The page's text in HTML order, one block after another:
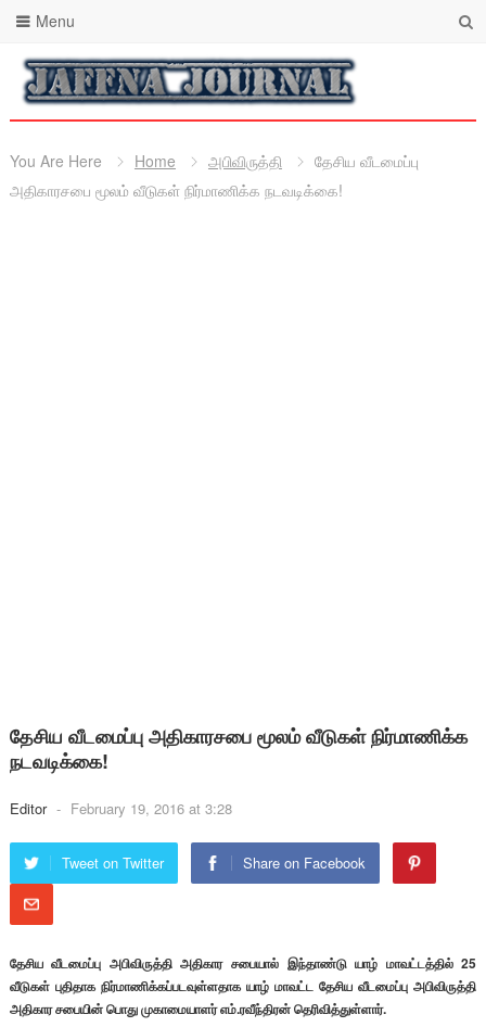
Menu
You Are Here Home அபிவிருத்தி
தேசிய வீடமைப்பு
அதிகாரசபை மூலம் வீடுகள் நிர்மாணிக்க நடவடிக்கை!
தேசிய வீடமைப்பு அதிகாரசபை மூலம் வீடுகள் நிர்மாணிக்க
நடவடிக்கை!
Editor - February 19, 2016 at 3:28
Tweet on Twitter Share on Facebook
தேசிய வீடமைப்பு அபிவிருத்தி அதிகார சபையால் இந்தாண்டு யாழ் மாவட்டத்தில் 25
வீடுகள் புதிதாக நிர்மாணிக்கப்படவுள்ளதாக யாழ் மாவட்ட தேசிய வீடமைப்பு அபிவிருத்தி
அதிகார சபையின் பொது முகாமையாளர் எம்.ரவீந்திரன் தெரிவித்துள்ளார்.